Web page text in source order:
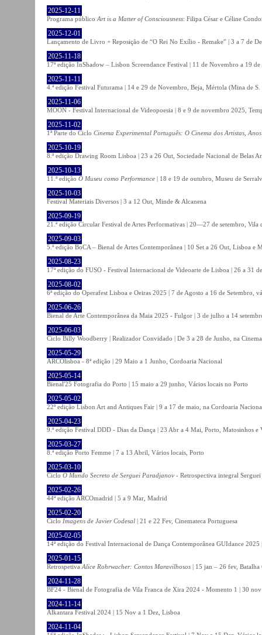
2025-12-11
Programa público Art is a Matter of Consciousness: Filipa César e Céline
2025-12-01
Lançamento de Livro + Reposição de “O Rei No Exílio - Remake” | 3 a 7 de
2025-11-18
17ª edição InShadow – Lisbon Screendance Festival | 11 de Novembro a 19
2025-11-11
4.ª edição Festival Futurama | 14 e 29 de Novembro, Beja, Mértola (Mina de
2025-11-06
MOON - Festival Internacional de Videopoesia | 8 e 9 de novembro 2025,
2025-11-02
1ª Parte do Ciclo Cinema Experimental Português: O Cinema dos Artistas,
2025-10-19
8.ª edição Drawing Room Lisboa | 23 a 26 Out, Sociedade Nacional de Belas
2025-10-13
11.ª edição O Museu como Performance | 18 e 19 de outubro, Museu de
2025-10-03
Festival Materiais Diversos | 3 a 12 Out, Minde & Alcanena
2025-09-19
21.ª edição Circular Festival de Artes Performativas | 20—27 de setembro, Vila
2025-09-03
5.ª edição BoCA – Bienal de Artes Contemporânea | 10 Set a 26 Out, Lisboa e
2025-08-23
17ª edição do FUSO - Festival Internacional de Videoarte de Lisboa | 26 a 31
2025-08-02
6ª edição do Operafest Lisboa e Oeiras 2025 | 7 de Agosto a 16 de Setembro,
2025-06-26
Bienal de Arte Contemporânea da Maia 2025 - Fulgor | 3 de julho a 14
2025-06-03
Ciclo Billy Woodberry | Realizador Convidado | De 3 a 28 de Junho, na
2025-05-29
ARCOlisboa - 8ª edição | 29 Maio a 1 Junho, Cordoaria Nacional
2025-05-14
Bienal'25 Fotografia do Porto | 15 maio a 29 junho, Vários locais no Porto
2025-05-02
22ª edição Lisbon Art and Antiques Fair | 9 a 17 de maio, na Cordoaria
2025-04-23
9.ª edição Festival DDD - Dias da Dança | 23 Abr a 4 Mai, Porto, Matosinhos e
2025-03-27
8.ª edição Porto Femme | 7 a 13 Abril, Vários locais, Porto
2025-03-10
Ciclo O Mundo Secreto de Serguei Paradjanov - Retrospectiva integral
2025-02-26
44ª edição ARCOmadrid | 5 a 9 Mar, Madrid
2025-02-20
Ciclo Imagens de Javier Codesal | 21 e 22 Fev, Cinemateca Portuguesa
2025-02-05
14ª edição do Festival Internacional de Dança Contemporânea GUIdance 2025
2025-01-15
Retrospetiva Alice Rohrwacher: Contos Maravilhosos | 15 jan – 26 fev, Batalha
2024-11-28
BF24 - Bienal de Fotografia de Vila Franca de Xira 2024 - Momento 1 | 30
2024-11-14
Alkantara Festival 2024 | 15 Nov a 1 Dez, Lisboa
2024-11-04